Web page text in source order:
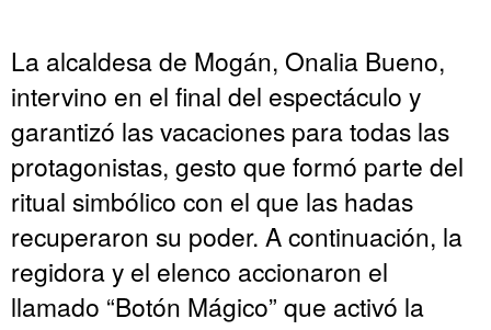
La alcaldesa de Mogán, Onalia Bueno,
intervino en el final del espectáculo y
garantizó las vacaciones para todas las
protagonistas, gesto que formó parte del
ritual simbólico con el que las hadas
recuperaron su poder. A continuación, la
regidora y el elenco accionaron el
llamado “Botón Mágico” que activó la